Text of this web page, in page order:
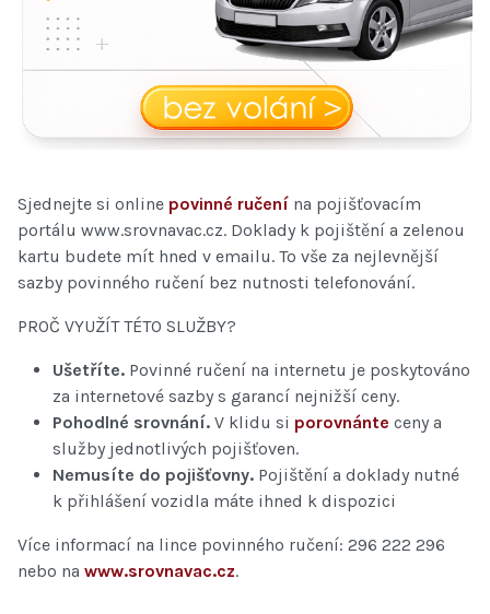
Sjednejte si online povinné ručení na pojišťovacím
portálu www.srovnavac.cz. Doklady k pojištění a zelenou
kartu budete mít hned v emailu. To vše za nejlevnější
sazby povinného ručení bez nutnosti telefonování.
PROČ VYUŽÍT TÉTO SLUŽBY?
Ušetříte. Povinné ručení na internetu je poskytováno
za internetové sazby s garancí nejnižší ceny.
Pohodlné srovnání. V klidu si porovnánte ceny a
služby jednotlivých pojišťoven.
Nemusíte do pojišťovny. Pojištění a doklady nutné
k přihlášení vozidla máte ihned k dispozici
Více informací na lince povinného ručení: 296 222 296
nebo na www.srovnavac.cz.